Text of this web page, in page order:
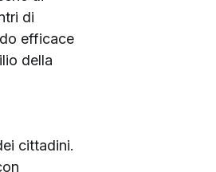
di
efficace
della
cittadini.